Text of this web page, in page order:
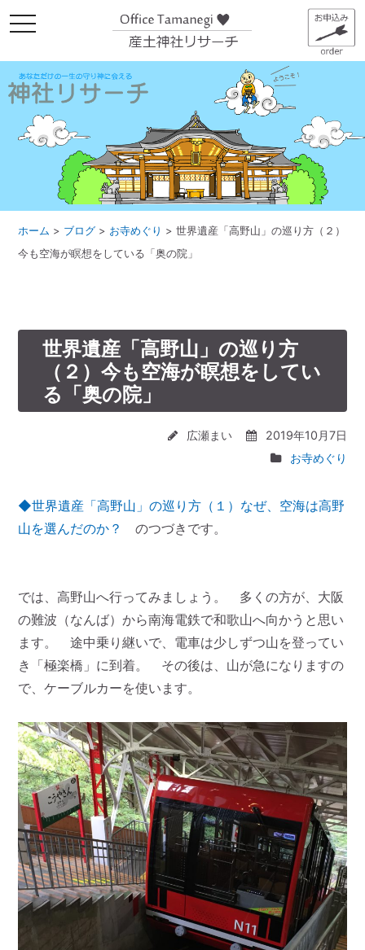
メ
ニ
ー
ホーム > ブログ > お寺めぐり >世界遺産「高野山」の巡り方（２）
今も空海が瞑想をしている「奥の院」
世界遺産「高野山」の巡り方
（２）今も空海が瞑想をしてい
る「奥の院」
広瀬まい
2019年10月7日
お寺めぐり
◆世界遺産「高野山」の巡り方（１）なぜ、空海は高野
山を選んだのか？
のつづきです。
では、高野山へ行ってみましょう。 多くの方が、大阪
の難波（なんば）から南海電鉄で和歌山へ向かうと思い
ます。 途中乗り継いで、電車は少しずつ山を登ってい
き「極楽橋」に到着。 その後は、山が急になりますの
で、ケーブルカーを使います。